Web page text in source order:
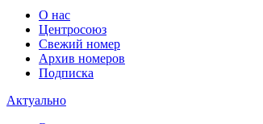
О нас
Центросоюз
Свежий номер
Архив номеров
Подписка
Актуально